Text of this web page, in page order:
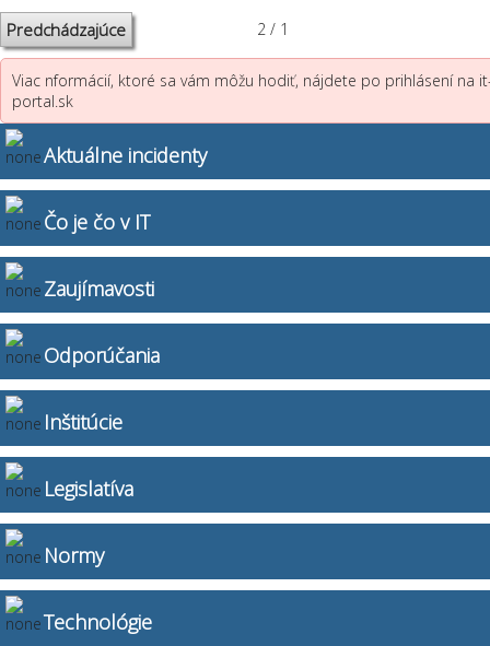
Predchádzajúce 2 / 1
Viac nformácií, ktoré sa vám môžu hodiť, nájdete po prihlásení na
portal.sk
Aktuálne incidenty
Čo je čo v IT
Zaujímavosti
Odporúčania
Inštitúcie
Legislatíva
Normy
Technológie